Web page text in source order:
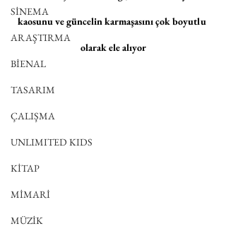
SİNEMA
ARAŞTIRMA
BİENAL
TASARIM
ÇALIŞMA
UNLIMITED KIDS
KİTAP
MİMARİ
MÜZİK
kaosunu ve güncelin karmaşasını çok boyutlu
olarak ele alıyor